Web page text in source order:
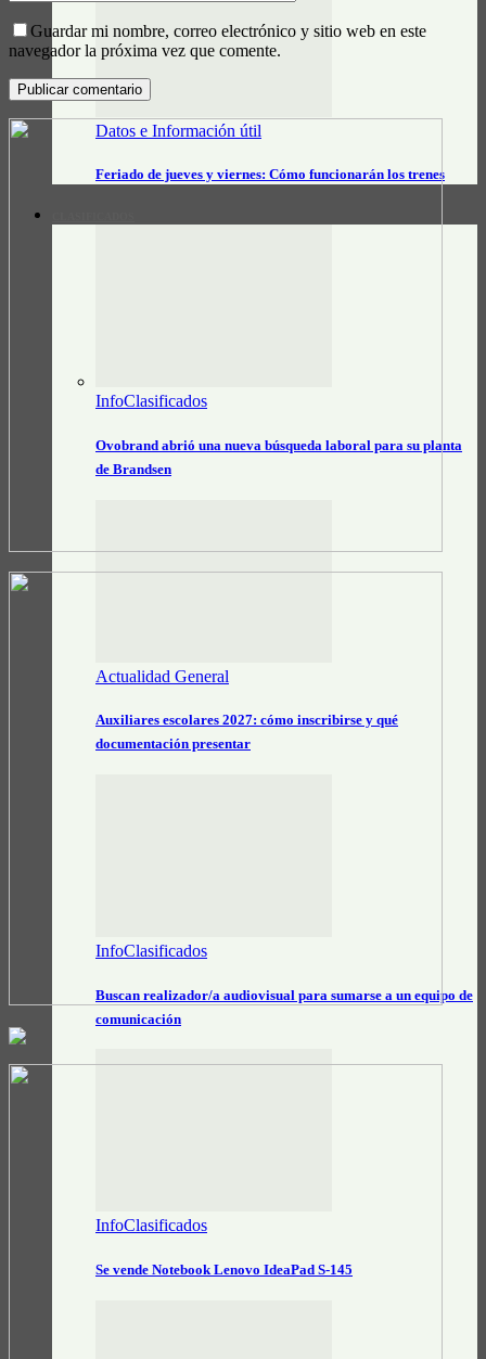
Datos e Información útil
Feriado de jueves y viernes: Cómo funcionarán los trenes
InfoClasificados
Ovobrand abrió una nueva búsqueda laboral para su planta
de Brandsen
Actualidad General
Auxiliares escolares 2027: cómo inscribirse y qué
documentación presentar
InfoClasificados
Buscan realizador/a audiovisual para sumarse a un equipo de
comunicación
InfoClasificados
Se vende Notebook Lenovo IdeaPad S-145
Guardar mi nombre, correo electrónico y sitio web en este
navegador la próxima vez que comente.